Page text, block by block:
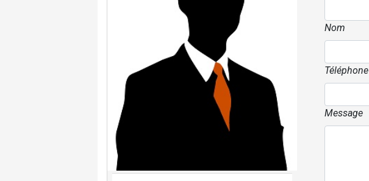
Nom
Téléphone
Message